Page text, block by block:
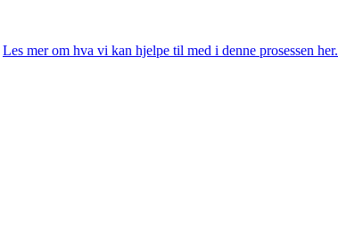
Les mer om hva vi kan hjelpe til med i denne prosessen her.